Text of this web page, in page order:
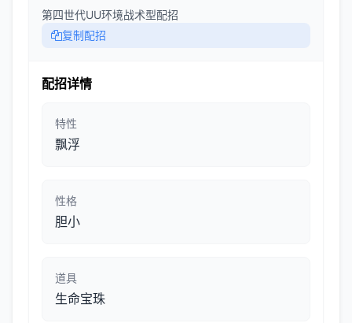
第四世代UU环境战术型配招
复制配招
配招详情
特性
飘浮
性格
胆小
道具
生命宝珠